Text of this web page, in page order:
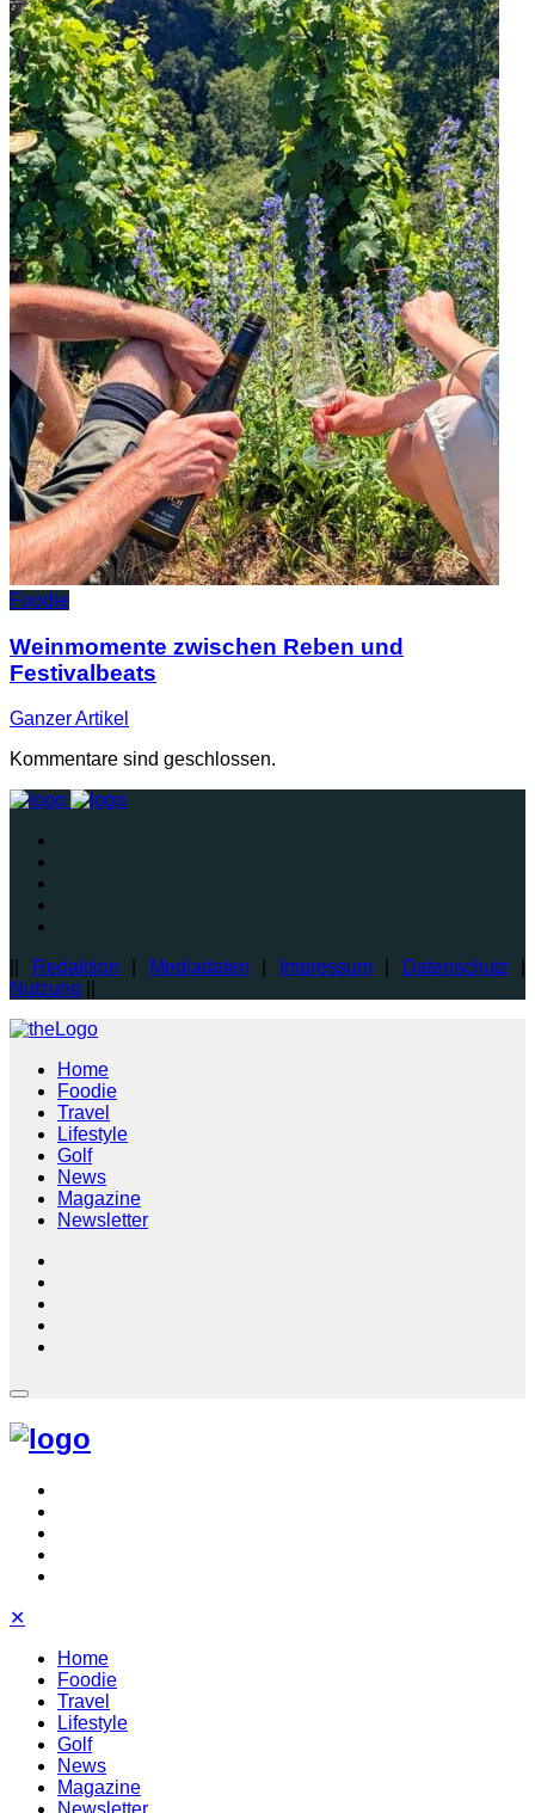
Foodie
Weinmomente zwischen Reben und
Festivalbeats
GanzerArtikel
Kommentare sind geschlossen.
Redaktion Mediadaten Impressum| Datenschutz
Nutzung
Home
Foodie
Travel
Lifestyle
Golf
News
Magazine
Newsletter
✕
Home
Foodie
Travel
Lifestyle
Golf
News
Magazine